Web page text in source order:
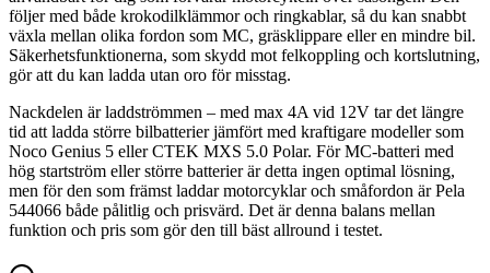
följer med både krokodilklämmor och ringkablar, så du kan snabbt
växla mellan olika fordon som MC, gräsklippare eller en mindre bil.
Säkerhetsfunktionerna, som skydd mot felkoppling och kortslutning,
gör att du kan ladda utan oro för misstag.
Nackdelen är laddströmmen – med max 4A vid 12V tar det längre
tid att ladda större bilbatterier jämfört med kraftigare modeller som
Noco Genius 5 eller CTEK MXS 5.0 Polar. För MC-batteri med
hög startström eller större batterier är detta ingen optimal lösning,
men för den som främst laddar motorcyklar och småfordon är Pela
544066 både pålitlig och prisvärd. Det är denna balans mellan
funktion och pris som gör den till bäst allround i testet.